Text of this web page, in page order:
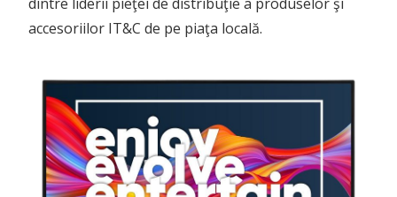
accesoriilor IT&C de pe piaţa locală.